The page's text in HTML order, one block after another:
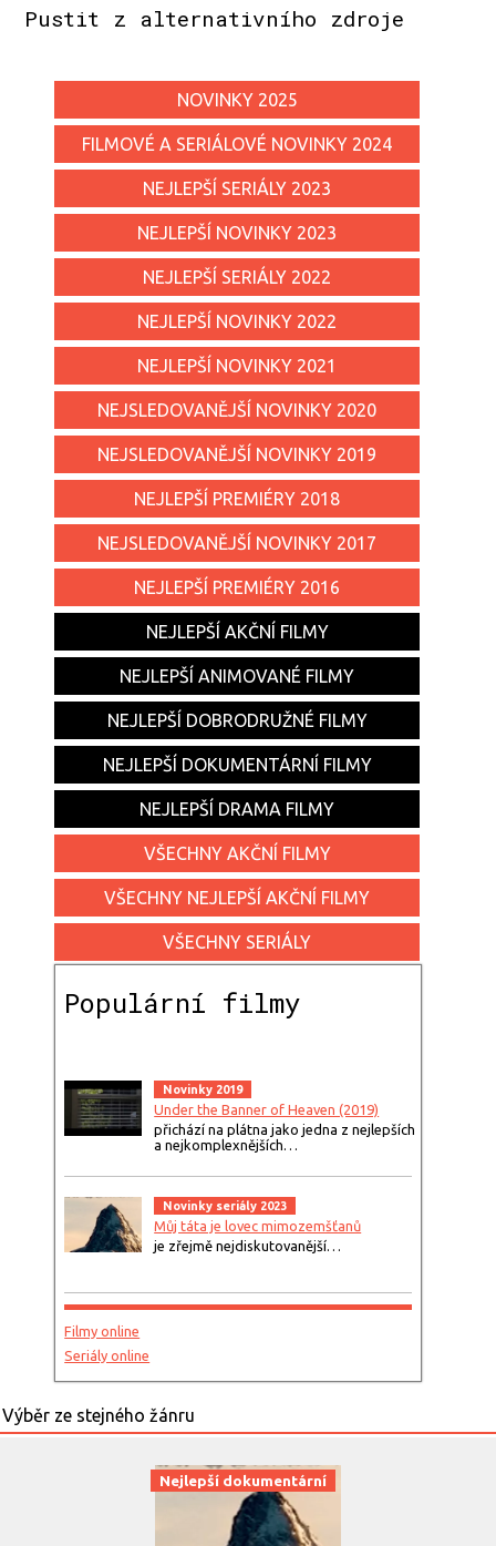
Pustit z alternativního zdroje
NOVINKY 2025
FILMOVÉ A SERIÁLOVÉ NOVINKY 2024
NEJLEPŠÍ SERIÁLY 2023
NEJLEPŠÍ NOVINKY 2023
NEJLEPŠÍ SERIÁLY 2022
NEJLEPŠÍ NOVINKY 2022
NEJLEPŠÍ NOVINKY 2021
NEJSLEDOVANĚJŠÍ NOVINKY 2020
NEJSLEDOVANĚJŠÍ NOVINKY 2019
NEJLEPŠÍ PREMIÉRY 2018
NEJSLEDOVANĚJŠÍ NOVINKY 2017
NEJLEPŠÍ PREMIÉRY 2016
NEJLEPŠÍ AKČNÍ FILMY
NEJLEPŠÍ ANIMOVANÉ FILMY
NEJLEPŠÍ DOBRODRUŽNÉ FILMY
NEJLEPŠÍ DOKUMENTÁRNÍ FILMY
NEJLEPŠÍ DRAMA FILMY
VŠECHNY AKČNÍ FILMY
VŠECHNY NEJLEPŠÍ AKČNÍ FILMY
VŠECHNY SERIÁLY
Populární filmy
Novinky 2019
Under the Banner of Heaven (2019)
přichází na plátna jako jedna z nejlepších
a nejkomplexnějších…
Novinky seriály 2023
Můj táta je lovec mimozemšťanů
je zřejmě nejdiskutovanější…
Filmy online
Seriály online
Nejlepší dokumentární